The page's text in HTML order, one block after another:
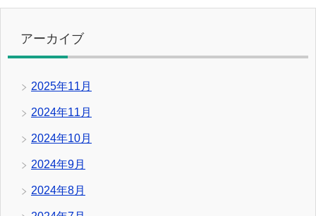
アーカイブ
2025年11月
2024年11月
2024年10月
2024年9月
2024年8月